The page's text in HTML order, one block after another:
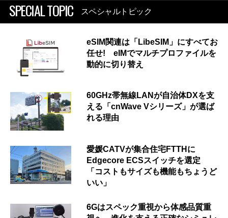
SPECIAL TOPIC スペシャルトピック
eSIM関連は「LibeSIM」にすべてお
任せ! eIMでマルチプロファイルを
動的に切り替え
60GHz帯無線LANが自治体DXを支
える「cnWave Vシリーズ」が選ば
れる理由
愛媛CATVが集合住宅FTTHに
Edgecore ECSスイッチを選定
「コストもサイズも機能もちょうど
いい」
6Gはスペック重視から体感品質重